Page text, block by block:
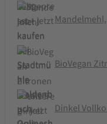
BioVegan
Dinkel